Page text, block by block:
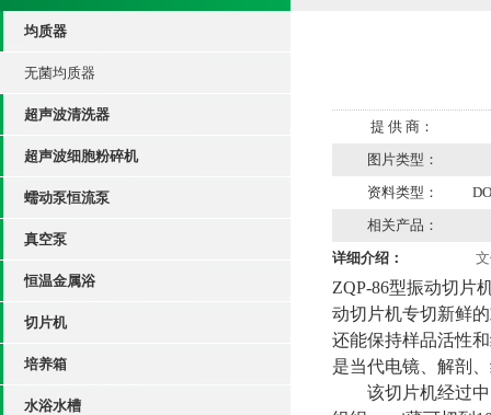
均质器
无菌均质器
超声波清洗器
超声波细胞粉碎机
蠕动泵恒流泵
真空泵
恒温金属浴
切片机
培养箱
水浴水槽
提 供 商：
图片类型：
资料类型：
相关产品：
详细介绍：
ZQP-86型振动切片
动切片机专切新鲜
还能保持样品活性
是当代电镜、解剖
该切片机经过中